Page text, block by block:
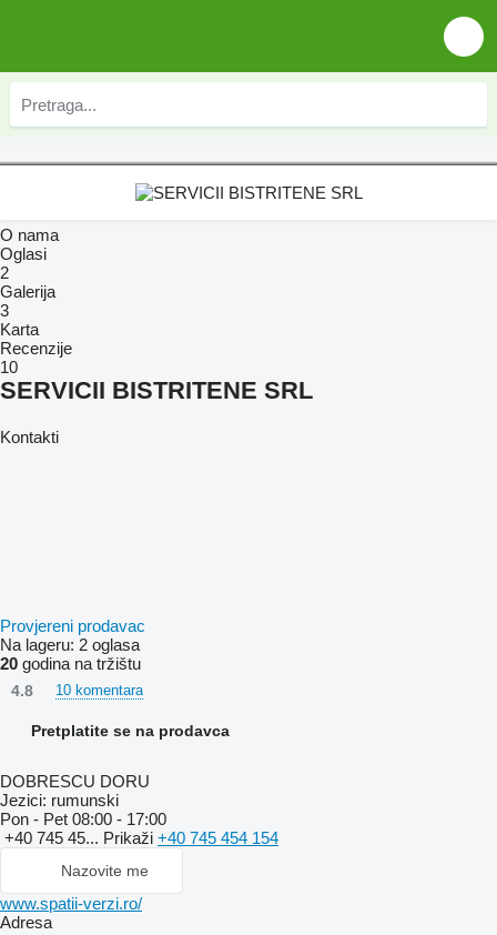
O nama
Oglasi
2
Galerija
3
Karta
Recenzije
10
SERVICII BISTRITENE SRL
Kontakti
Provjereni prodavac
Na lageru: 2 oglasa
20 godina na tržištu
4.8 10 komentara
Pretplatite se na prodavca
DOBRESCU DORU
Jezici: rumunski
Pon - Pet 08:00 - 17:00
+40 745 45... Prikaži +40 745 454 154
Nazovite me
www.spatii-verzi.ro/
Adresa